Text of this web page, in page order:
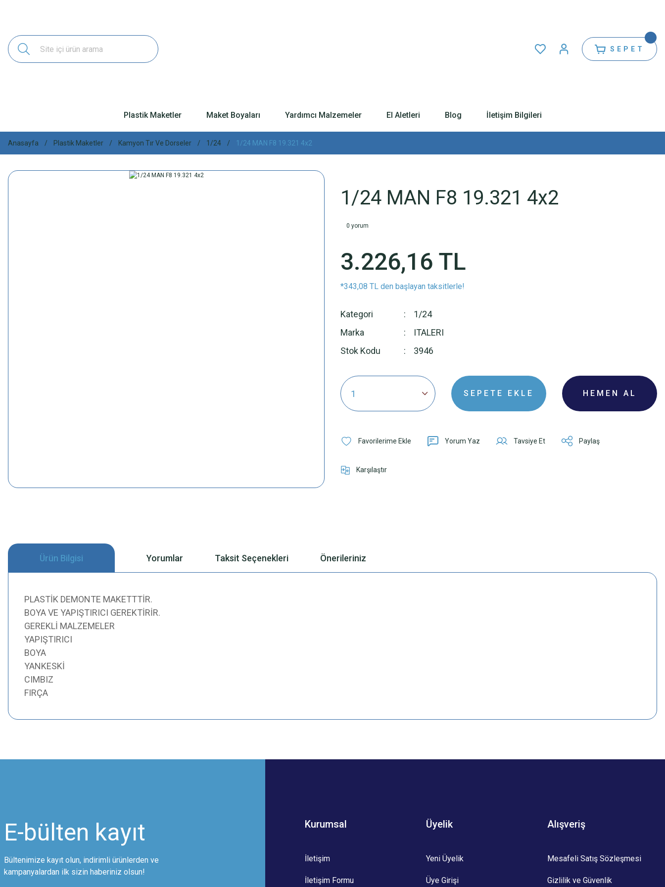
SEPET
Plastik Maketler Maket Boyaları Yardımcı Malzemeler El Aletleri Blog İletişim Bilgileri
Anasayfa Plastik Maketler Kamyon Tır Ve Dorseler 1/24 1/24 MAN F8 19.321 4x2
1/24 MAN F8 19.321 4x2
0 yorum
3.226,16 TL
*343,08 TL den başlayan taksitlerle!
Kategori
1/24
Marka
ITALERI
Stok Kodu
3946
SEPETE EKLE HEMEN AL
Yorum Yaz Tavsiye Et Paylaş
Karşılaştır
Ürün Bilgisi Yorumlar Taksit Seçenekleri Önerileriniz
PLASTİK DEMONTE MAKETTTİR.
BOYA VE YAPIŞTIRICI GEREKTİRİR.
GEREKLİ MALZEMELER
YAPIŞTIRICI
BOYA
YANKESKİ
CIMBIZ
FIRÇA
Bu ürüne ilk yorumu siz yapın!
Bu ürüne benzer farklı alternatifler olmalı.
E-bülten kayıt
Bültenimize kayıt olun, indirimli ürünlerden ve
kampanyalardan ilk sizin haberiniz olsun!
Kurumsal
İletişim
İletişim Formu
Üyelik
Yeni Üyelik
Üye Girişi
Alışveriş
Mesafeli Satış Sözleşmesi
Gizlilik ve Güvenlik